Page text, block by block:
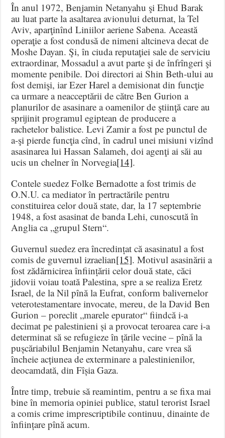
În anul 1972, Benjamin Netanyahu şi Ehud Barak
au luat parte la asaltarea avionului deturnat, la Tel
Aviv, aparţinînd Liniilor aeriene Sabena. Această
operaţie a fost condusă de nimeni altcineva decat de
Moshe Dayan. Şi, în ciuda reputaţiei sale de serviciu
extraordinar, Mossadul a avut parte şi de înfrîngeri şi
momente penibile. Doi directori ai Shin Beth-ului au
fost demişi, iar Ezer Harel a demisionat din funcţie
ca urmare a neacceptării de către Ben Gurion a
planurilor de asasinare a oamenilor de ştiinţă care au
sprijinit programul egiptean de producere a
rachetelor balistice. Levi Zamir a fost pe punctul de
a-şi pierde funcţia cînd, în cadrul unei misiuni vizînd
asasinarea lui Hassan Salameh, doi agenţi ai săi au
ucis un chelner în Norvegia[14].
Contele suedez Folke Bernadotte a fost trimis de
O.N.U. ca mediator în pertractările pentru
constituirea celor două state, dar, la 17 septembrie
1948, a fost asasinat de banda Lehi, cunoscută în
Anglia ca „grupul Stern“.
Guvernul suedez era încredințat că asasinatul a fost
comis de guvernul izraelian[15]. Motivul asasinării a
fost zădărnicirea înființării celor două state, căci
jidovii voiau toată Palestina, spre a se realiza Eretz
Israel, de la Nil pînă la Eufrat, conform balivernelor
veterotestamentare invocate, mereu, de la David Ben
Gurion – poreclit „marele epurator“ fiindcă i-a
decimat pe palestinieni și a provocat teroarea care i-a
determinat să se refugieze în țările vecine – pînă la
pușcăriabilul Benjamin Netanyahu, care vrea să
încheie acțiunea de exterminare a palestinienilor,
deocamdată, din Fîșia Gaza.
Între timp, trebuie să reamintim, pentru a se fixa mai
bine în memoria opiniei publice, statul terorist Israel
a comis crime imprescriptibile continuu, dinainte de
înființare pînă acum.